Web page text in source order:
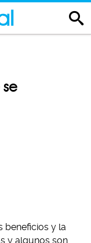
beneficios y la
y algunos son